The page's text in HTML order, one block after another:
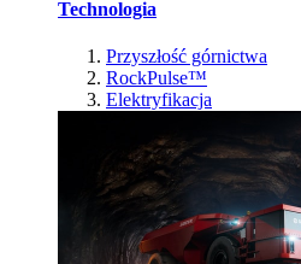
Technologia
Przyszłość górnictwa
RockPulse™
Elektryfikacja